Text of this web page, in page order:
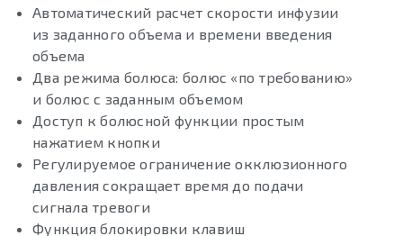
Автоматический расчет скорости инфузии
из заданного объема и времени введения
объема
Два режима болюса: болюс «по требованию»
и болюс с заданным объемом
Доступ к болюсной функции простым
нажатием кнопки
Регулируемое ограничение окклюзионного
давления сокращает время до подачи
сигнала тревоги
Функция блокировки клавиш